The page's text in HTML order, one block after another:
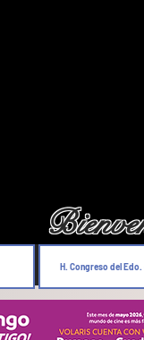
H. Congreso del Edo.